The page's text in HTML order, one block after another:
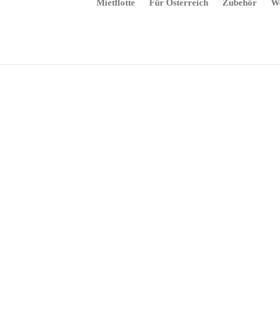
Mietflotte Für Österreich Zubehör